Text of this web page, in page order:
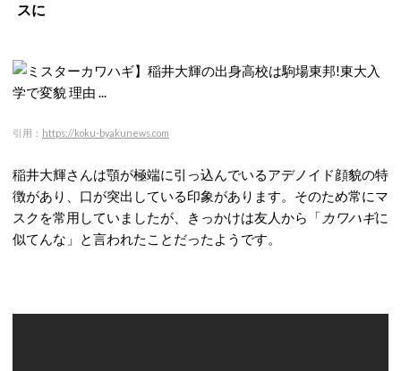
スに
引用： https://koku-byakunews.com
稲井大輝さんは顎が極端に引っ込んでいるアデノイド顔貌の特
徴があり、口が突出している印象があります。そのため常にマ
スクを常用していましたが、きっかけは友人から「 カワハギに
似てんな」と言われたことだったようです。